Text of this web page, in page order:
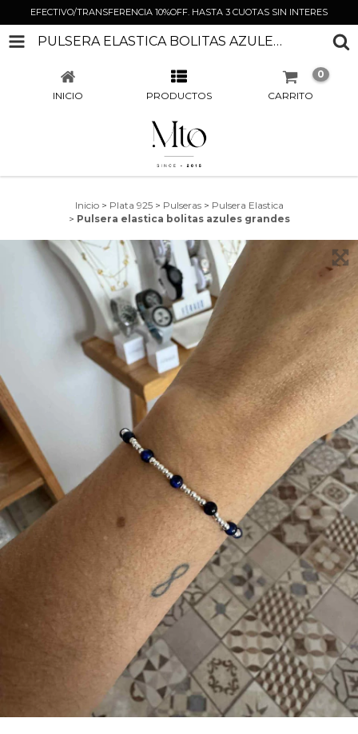
EFECTIVO/TRANSFERENCIA 10%OFF. HASTA 3 CUOTAS SIN INTERES
PULSERA ELASTICA BOLITAS AZULES GRANDES
INICIO PRODUCTOS CARRITO
0
Inicio > Plata 925 > Pulseras > Pulsera Elastica
> Pulsera elastica bolitas azules grandes